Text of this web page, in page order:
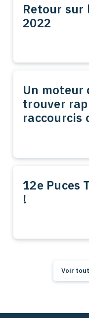
Retour sur
2022
Un moteur
trouver
raccourcis
12e Puces
!
Voir